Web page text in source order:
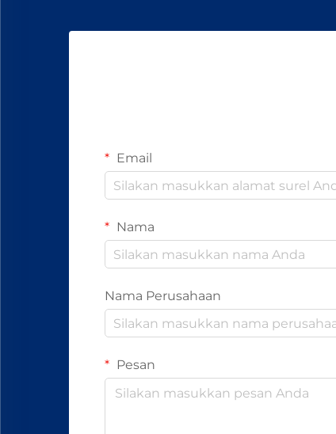
Email
Nama
Nama Perusahaan
Pesan